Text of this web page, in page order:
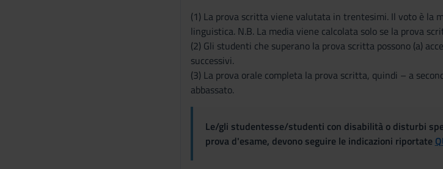
(1) La prova scritta viene valutata in trentesimi. Il voto è la
linguistica. N.B. La media viene calcolata solo se la prova
(2) Gli studenti che superano la prova scritta possono (a)
successivi.
(3) La prova orale completa la prova scritta, quindi – a
abbassato.
Le/gli studentesse/studenti con disabilità o disturbi
prova d'esame, devono seguire le indicazioni riportate